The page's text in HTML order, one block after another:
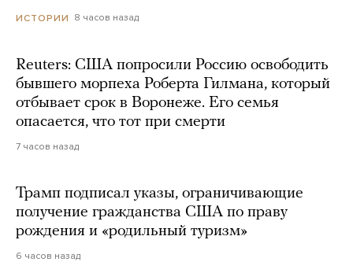
ИСТОРИИ 8 часов назад
Reuters: США попросили Россию освободить
бывшего морпеха Роберта Гилмана, который
отбывает срок в Воронеже. Его семья
опасается, что тот при смерти
7 часов назад
Трамп подписал указы, ограничивающие
получение гражданства США по праву
рождения и «родильный туризм»
6 часов назад